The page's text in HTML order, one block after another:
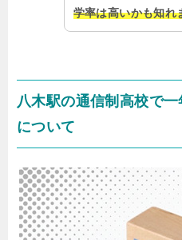
学率は高いかも知れ
八木駅の通信制高校で
について